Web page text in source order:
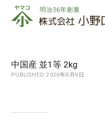
株
式
小
野
中国産 並1等 2kg
PUBLISHED 2026年8月9日